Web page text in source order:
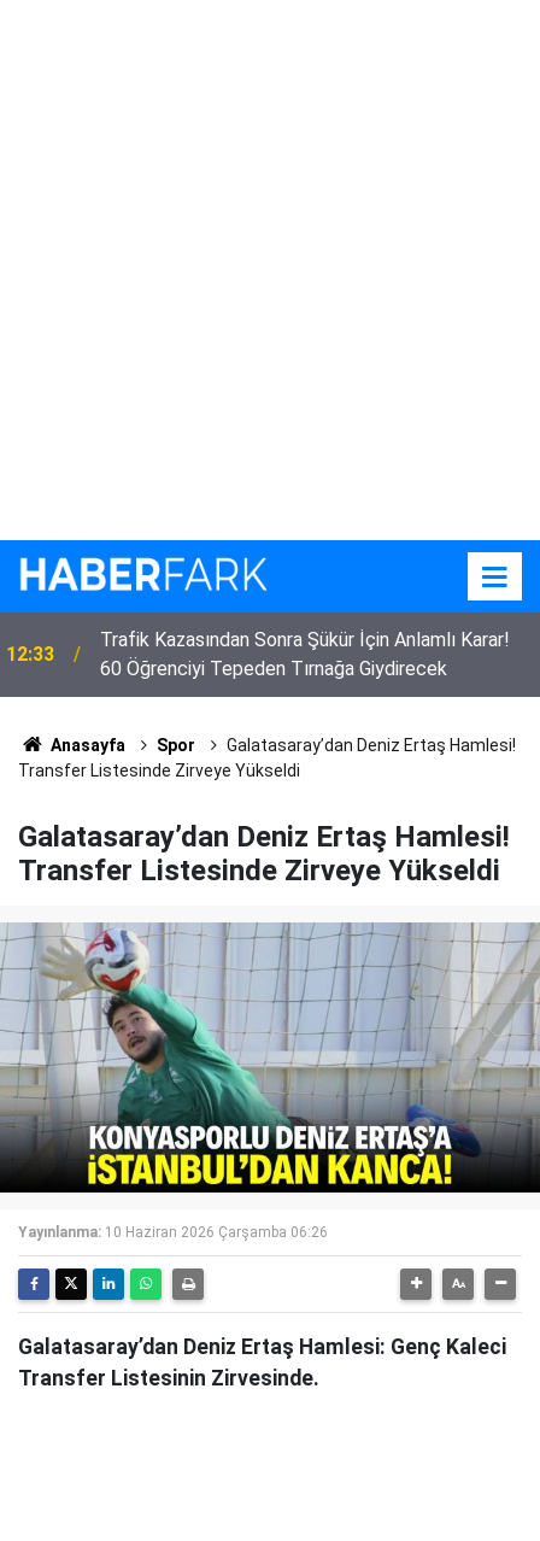
12:33
Trafik Kazasından Sonra Şükür İçin Anlamlı Karar!
60 Öğrenciyi Tepeden Tırnağa Giydirecek
Anasayfa Spor
Galatasaray’dan Deniz Ertaş Hamlesi!
Transfer Listesinde Zirveye Yükseldi
Galatasaray’dan Deniz Ertaş Hamlesi!
Transfer Listesinde Zirveye Yükseldi
Yayınlanma: 10 Haziran 2026 Çarşamba 06:26
Galatasaray’dan Deniz Ertaş Hamlesi: Genç Kaleci
Transfer Listesinin Zirvesinde.